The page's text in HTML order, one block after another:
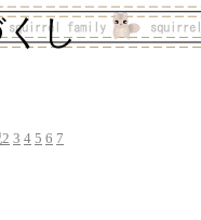
し
3 4 5 6 7